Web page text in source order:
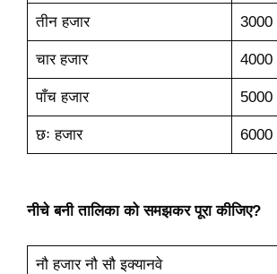
तीन हजार 3000
चार हजार 4000
पाँच हजार 5000
छः हजार 6000
नीचे बनी तालिका को समझकर पूरा कीजिए?
नौ हजार नौ सौ इक्यानवे